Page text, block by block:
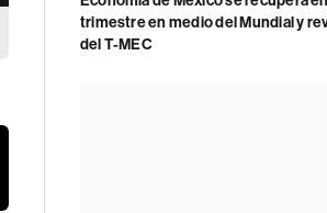
trimestre en medio del Mundial y
del T-MEC